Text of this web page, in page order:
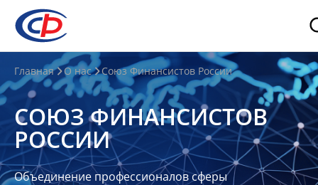
О
нас
О
СФР
Совет
Союза
Главная О нас Союз Финансистов России
СОЮЗ ФИНАНСИСТОВ
РОССИИ
Объединение профессионалов сферы